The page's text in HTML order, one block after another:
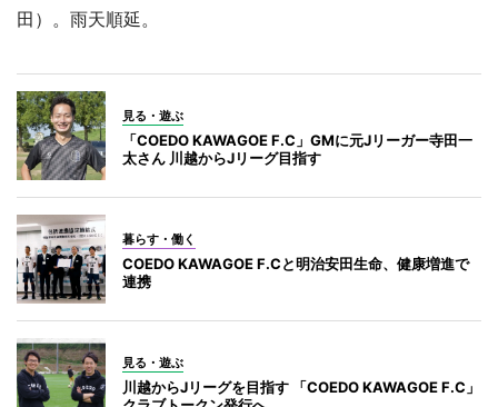
田）。雨天順延。
見る・遊ぶ
「COEDO KAWAGOE F.C」GMに元Jリーガー寺田一
太さん 川越からJリーグ目指す
暮らす・働く
COEDO KAWAGOE F.Cと明治安田生命、健康増進で
連携
見る・遊ぶ
川越からJリーグを目指す 「COEDO KAWAGOE F.C」